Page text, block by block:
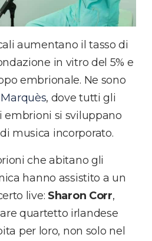
aumentano il tasso di
in vitro del 5% e
embrionale. Ne sono
, dove tutti gli
embrioni si sviluppano
musica incorporato.
che abitano gli
hanno assistito a un
live: Sharon Corr,
quartetto irlandese
per loro, non solo nel